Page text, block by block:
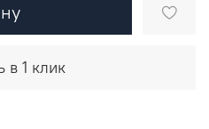
в 1 клик